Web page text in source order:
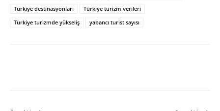
Türkiye destinasyonları
Türkiye turizm verileri
Türkiye turizmde yükseliş
yabancı turist sayısı